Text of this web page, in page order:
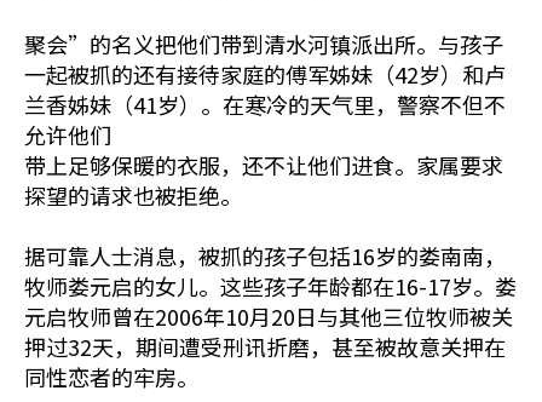
聚会”的名义把他们带到清水河镇派出所。与孩子
一起被抓的还有接待家庭的傅军姊妹（42岁）和卢
兰香姊妹（41岁）。在寒冷的天气里，警察不但不
允许他们
带上足够保暖的衣服，还不让他们进食。家属要求
探望的请求也被拒绝。
据可靠人士消息，被抓的孩子包括16岁的娄南南，
牧师娄元启的女儿。这些孩子年龄都在16-17岁。娄
元启牧师曾在2006年10月20日与其他三位牧师被关
押过32天，期间遭受刑讯折磨，甚至被故意关押在
同性恋者的牢房。